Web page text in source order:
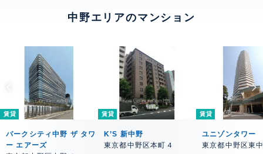
中野エリアのマンション
賃貸
パークシティ中野 ザ タワ
ー エアーズ
賃貸
K’S 新中野
東京都中野区本町４
賃貸
ユニゾンタワー
東京都中野区東